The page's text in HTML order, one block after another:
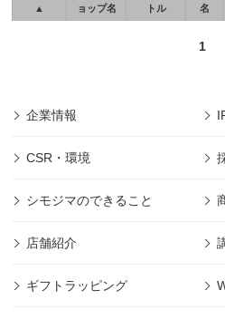
▲
ョップ名
トル
名
1
企業情報
CSR・環境
シモジマのできること
店舗紹介
ギフトラッピング